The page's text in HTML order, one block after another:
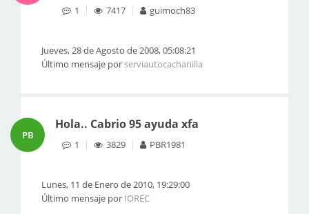
1 7417 guimoch83
Jueves, 28 de Agosto de 2008, 05:08:21
Último mensaje porserviautocachanilla
PB
Hola.. Cabrio 95 ayuda xfa
1 3829 PBR1981
Lunes, 11 de Enero de 2010, 19:29:00
Último mensaje por IOREC